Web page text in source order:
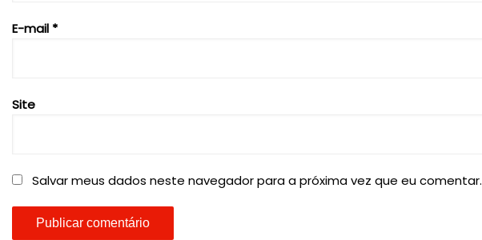
E-mail *
Site
Salvar meus dados neste navegador para a próxima vez que eu comentar.